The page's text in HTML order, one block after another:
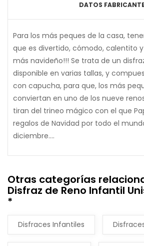
DATOS FABRICANTE
Para los más peques de la casa,
que es divertido, cómodo, calentito
más navideño!!! Se trata de un
disponible en varias tallas, y
con capucha, para que, los más
conviertan en uno de los nueve
tiran del trineo mágico con el que
regalos de Navidad por todo el
diciembre....
Otras categorías
Disfraz de Reno Infantil
*
Disfraces Infantiles